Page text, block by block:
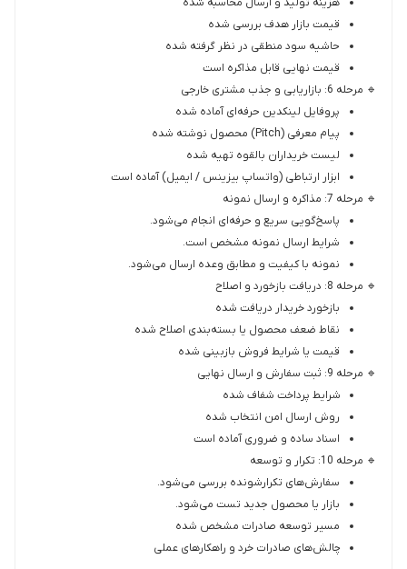
هزینه تولید و ارسال محاسبه شده
قیمت بازار هدف بررسی شده
حاشیه سود منطقی در نظر گرفته شده
قیمت نهایی قابل مذاکره است
🔹 مرحله 6: بازاریابی و جذب مشتری خارجی
پروفایل لینکدین حرفه‌ای آماده شده
پیام معرفی (Pitch) محصول نوشته شده
لیست خریداران بالقوه تهیه شده
ابزار ارتباطی (واتساپ بیزینس / ایمیل) آماده است
🔹 مرحله 7: مذاکره و ارسال نمونه
پاسخ‌گویی سریع و حرفه‌ای انجام می‌شود.
شرایط ارسال نمونه مشخص است.
نمونه با کیفیت و مطابق وعده ارسال می‌شود.
🔹 مرحله 8: دریافت بازخورد و اصلاح
بازخورد خریدار دریافت شده
نقاط ضعف محصول یا بسته‌بندی اصلاح شده
قیمت یا شرایط فروش بازبینی شده
🔹 مرحله 9: ثبت سفارش و ارسال نهایی
شرایط پرداخت شفاف شده
روش ارسال امن انتخاب شده
اسناد ساده و ضروری آماده است
🔹 مرحله 10: تکرار و توسعه
سفارش‌های تکرارشونده بررسی می‌شود.
بازار یا محصول جدید تست می‌شود.
مسیر توسعه صادرات مشخص شده
چالش‌های صادرات خرد و راهکارهای عملی